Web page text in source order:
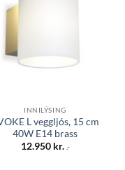
INNILÝSING
L veggljós, 15 cm
40W E14 brass
12.950 kr. .-